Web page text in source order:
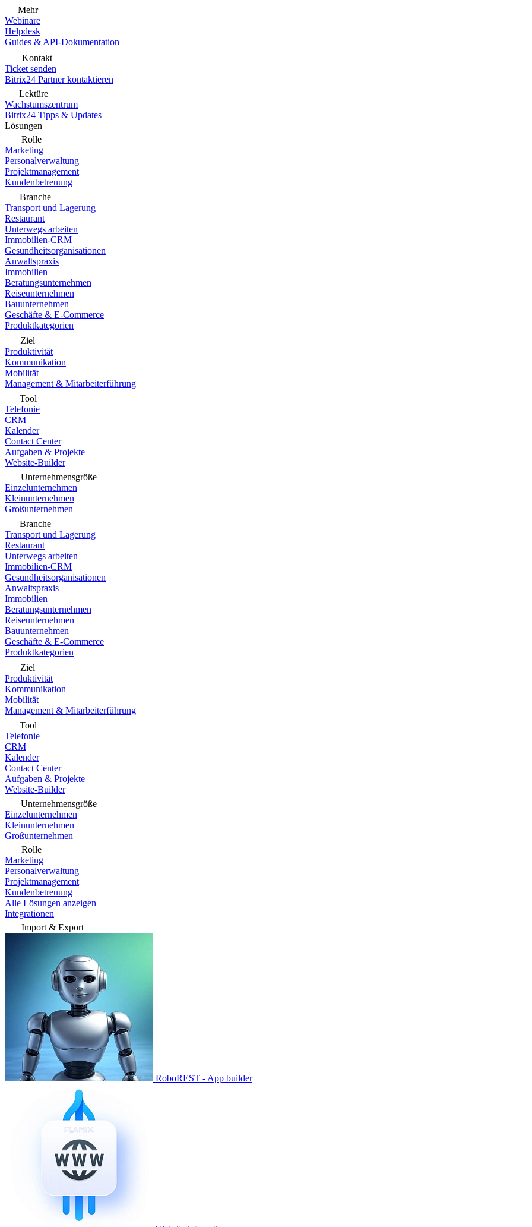
Mehr
Webinare
Helpdesk
Guides & API-Dokumentation
Kontakt
Ticket senden
Bitrix24 Partner kontaktieren
Lektüre
Wachstumszentrum
Bitrix24 Tipps & Updates
Lösungen
Rolle
Marketing
Personalverwaltung
Projektmanagement
Kundenbetreuung
Branche
Transport und Lagerung
Restaurant
Unterwegs arbeiten
Immobilien-CRM
Gesundheitsorganisationen
Anwaltspraxis
Immobilien
Beratungsunternehmen
Reiseunternehmen
Bauunternehmen
Geschäfte & E-Commerce
Produktkategorien
Ziel
Produktivität
Kommunikation
Mobilität
Management & Mitarbeiterführung
Tool
Telefonie
CRM
Kalender
Contact Center
Aufgaben & Projekte
Website-Builder
Unternehmensgröße
Einzelunternehmen
Kleinunternehmen
Großunternehmen
Branche
Transport und Lagerung
Restaurant
Unterwegs arbeiten
Immobilien-CRM
Gesundheitsorganisationen
Anwaltspraxis
Immobilien
Beratungsunternehmen
Reiseunternehmen
Bauunternehmen
Geschäfte & E-Commerce
Produktkategorien
Ziel
Produktivität
Kommunikation
Mobilität
Management & Mitarbeiterführung
Tool
Telefonie
CRM
Kalender
Contact Center
Aufgaben & Projekte
Website-Builder
Unternehmensgröße
Einzelunternehmen
Kleinunternehmen
Großunternehmen
Rolle
Marketing
Personalverwaltung
Projektmanagement
Kundenbetreuung
Alle Lösungen anzeigen
Integrationen
Import & Export
RoboREST - App builder